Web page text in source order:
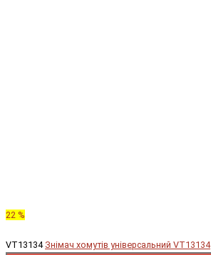
22 %
VT13134 Знімач хомутів універсальний VT13134